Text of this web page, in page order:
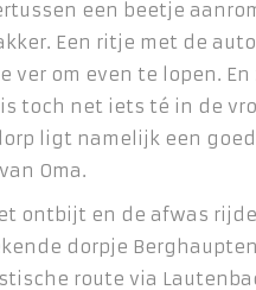
een beetje
Een ritje met de
ver om even te lopen.
is toch net iets té in de
ligt namelijk een
Oma.
ontbijt en de afwas
dorpje
route via